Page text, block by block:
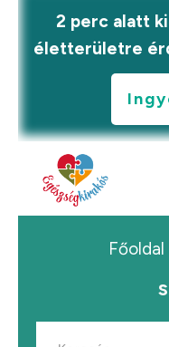
2 perc alatt
életterületre
Főoldal